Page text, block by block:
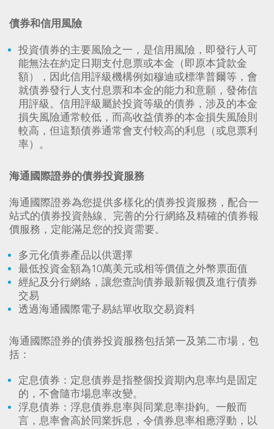
債券和信用風險
投資債券的主要風險之一，是信用風險，即發行人可
能無法在約定日期支付息票或本金（即原本貸款金
額），因此信用評級機構例如穆迪或標準普爾等，會
就債券發行人支付息票和本金的能力和意願，發佈信
用評級。信用評級屬於投資等級的債券，涉及的本金
損失風險通常較低，而高收益債券的本金損失風險則
較高，但這類債券通常會支付較高的利息（或息票利
率）。
海通國際證券的債券投資服務
海通國際證券為您提供多樣化的債券投資服務，配合一
站式的債券投資熱線、完善的分行網絡及精確的債券報
價服務，定能滿足您的投資需要。
多元化債券產品以供選擇
最低投資金額為10萬美元或相等價值之外幣票面值
經紀及分行網絡，讓您查詢債券最新報價及進行債券
交易
透過海通國際電子易結單收取交易資料
海通國際證券的債券投資服務包括第一及第二市場，包
括：
定息債券：定息債券是指整個投資期內息率均是固定
的，不會隨市場息率改變。
浮息債券：浮息債券息率與同業息率掛鉤。一般而
言，息率會高於同業拆息，令債券息率相應浮動，以